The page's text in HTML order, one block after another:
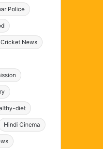
Police
Cricket News
diet
Hindi Cinema